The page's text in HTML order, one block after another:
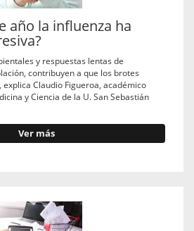
año la influenza ha
y respuestas lentas de
contribuyen a que los brotes
explica Claudio Figueroa, académico
y Ciencia de la U. San Sebastián
Ver más